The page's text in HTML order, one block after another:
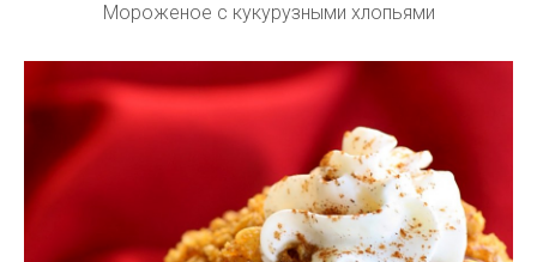
Мороженое с кукурузными хлопьями